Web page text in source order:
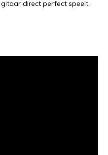
direct perfect speelt,